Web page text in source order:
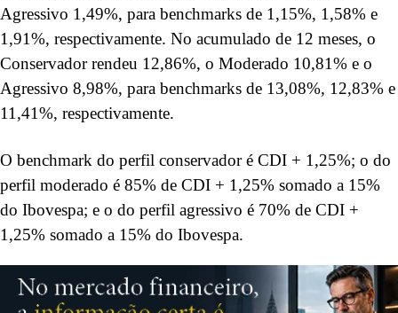
Agressivo 1,49%, para benchmarks de 1,15%, 1,58% e
1,91%, respectivamente. No acumulado de 12 meses, o
Conservador rendeu 12,86%, o Moderado 10,81% e o
Agressivo 8,98%, para benchmarks de 13,08%, 12,83% e
11,41%, respectivamente.
O benchmark do perfil conservador é CDI + 1,25%; o do
perfil moderado é 85% de CDI + 1,25% somado a 15%
do Ibovespa; e o do perfil agressivo é 70% de CDI +
1,25% somado a 15% do Ibovespa.